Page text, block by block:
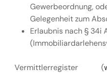
Gewerbeordnung,
Gelegenheit zum
Erlaubnis nach § 34i
Vermittlerregister (